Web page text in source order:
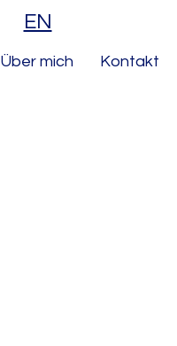
EN
Über mich Kontakt